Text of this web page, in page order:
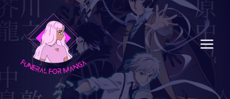
content